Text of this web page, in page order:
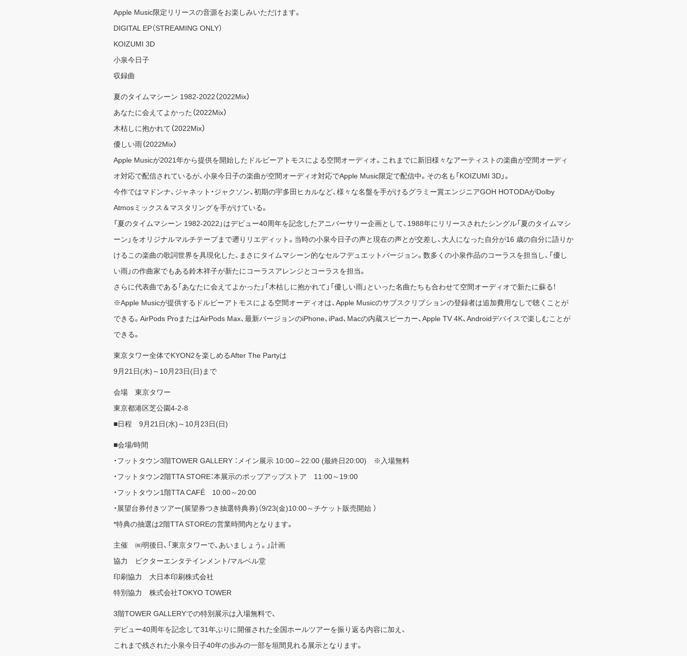
Apple Music限定リリースの音源をお楽しみいただけます。
DIGITAL EP（STREAMING ONLY）
KOIZUMI 3D
小泉今日子
収録曲
夏のタイムマシーン 1982-2022（2022Mix）
あなたに会えてよかった（2022Mix）
木枯しに抱かれて（2022Mix）
優しい雨（2022Mix）
Apple Musicが2021年から提供を開始したドルビーアトモスによる空間オーディオ。これまでに新旧様々なアーティストの楽曲が空間オーディ
オ対応で配信されているが、小泉今日子の楽曲が空間オーディオ対応でApple Music限定で配信中。その名も「KOIZUMI 3D」。
今作ではマドンナ、ジャネット・ジャクソン、初期の宇多田ヒカルなど、様々な名盤を手がけるグラミー賞エンジニアGOH HOTODAがDolby
Atmosミックス＆マスタリングを手がけている。
「夏のタイムマシーン 1982-2022」はデビュー40周年を記念したアニバーサリー企画として、1988年にリリースされたシングル「夏のタイムマシ
ーン」をオリジナルマルチテープまで遡りリエディット。当時の小泉今日子の声と現在の声とが交差し、大人になった自分が16 歳の自分に語りか
けるこの楽曲の歌詞世界を具現化した、まさにタイムマシーン的なセルフデュエットバージョン。数多くの小泉作品のコーラスを担当し、「優し
い雨」の作曲家でもある鈴木祥子が新たにコーラスアレンジとコーラスを担当。
さらに代表曲である「あなたに会えてよかった」「木枯しに抱かれて」「優しい雨」といった名曲たちも合わせて空間オーディオで新たに蘇る！
※Apple Musicが提供するドルビーアトモスによる空間オーディオは、Apple Musicのサブスクリプションの登録者は追加費用なしで聴くことが
できる。AirPods ProまたはAirPods Max、最新バージョンのiPhone、iPad、Macの内蔵スピーカー、Apple TV 4K、Androidデバイスで楽しむことが
できる。
東京タワー全体でKYON2を楽しめるAfter The Partyは
9月21日(水)～10月23日(日)まで
会場 東京タワー
東京都港区芝公園4-2-8
■日程 9月21日(水)～10月23日(日)
■会場/時間
・フットタウン3階TOWER GALLERY ：メイン展示 10:00～22:00 (最終日20:00) ※入場無料
・フットタウン2階TTA STORE：本展示のポップアップストア 11:00～19:00
・フットタウン1階TTA CAFÉ 10:00～20:00
・展望台券付きツアー(展望券つき抽選特典券)（9/23(金)10:00～チケット販売開始 ）
*特典の抽選は2階TTA STOREの営業時間内となります。
主催 ㈱明後日、「東京タワーで、あいましょう。」計画
協力 ビクターエンタテインメント/マルベル堂
印刷協力 大日本印刷株式会社
特別協力 株式会社TOKYO TOWER
3階TOWER GALLERYでの特別展示は入場無料で、
デビュー40周年を記念して31年ぶりに開催された全国ホールツアーを振り返る内容に加え、
これまで残された小泉今日子40年の歩みの一部を垣間見れる展示となります。